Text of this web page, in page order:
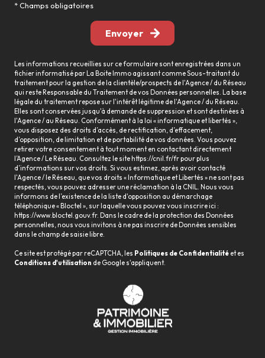
* Champs obligatoires
Envoyer
Les informations recueillies sur ce formulaire sont enregistrées dans un
fichier informatisé par La Boite Immo agissant comme Sous-traitant du
traitement pour la gestion de la clientèle/prospects de l'Agence / du Réseau
qui reste Responsable du Traitement de vos Données personnelles. La base
légale du traitement repose sur l'intérêt légitime de l'Agence / du Réseau.
Elles sont conservées jusqu'à demande de suppression et sont destinées à
l'Agence / au Réseau. Conformément à la loi « informatique et libertés »,
vous disposez des droits d’accès, de rectification, d’effacement,
d’opposition, de limitation et de portabilité de vos données. Vous pouvez
retirer votre consentement à tout moment en contactant directement
l’Agence / Le Réseau. Consultez le site https://cnil.fr/frpour plus
d’informations sur vos droits. Si vous estimez, après avoir contacté
l'Agence / le Réseau, que vos droits « Informatique et Libertés » ne sont pas
respectés, vous pouvez adresser une réclamation à la CNIL. Nous vous
informons de l’existence de la liste d'opposition au démarchage
téléphonique « Bloctel », sur laquelle vous pouvez vous inscrire ici :
https://www.bloctel.gouv.fr. Dans le cadre de la protection des Données
personnelles, nous vous invitons à ne pas inscrire de Données sensibles
dans le champ de saisie libre.
Ce site est protégé par reCAPTCHA, les Politiques de Confidentialité et es
Conditions d'utilisation de Google s'appliquent.